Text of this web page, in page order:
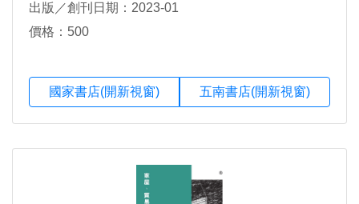
出版／創刊日期：2023-01
價格：500
國家書店(開新視窗) 五南書店(開新視窗)